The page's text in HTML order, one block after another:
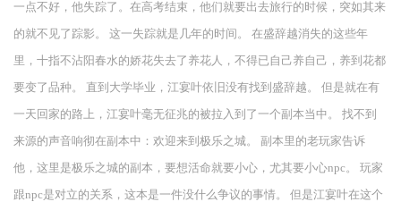
一点不好，他失踪了。在高考结束，他们就要出去旅行的时候，突如其来
的就不见了踪影。 这一失踪就是几年的时间。 在盛辞越消失的这些年
里，十指不沾阳春水的娇花失去了养花人，不得已自己养自己，养到花都
要变了品种。 直到大学毕业，江宴叶依旧没有找到盛辞越。 但是就在有
一天回家的路上，江宴叶毫无征兆的被拉入到了一个副本当中。 找不到
来源的声音响彻在副本中：欢迎来到极乐之城。 副本里的老玩家告诉
他，这里是极乐之城的副本，要想活命就要小心，尤其要小心npc。 玩家
跟npc是对立的关系，这本是一件没什么争议的事情。 但是江宴叶在这个